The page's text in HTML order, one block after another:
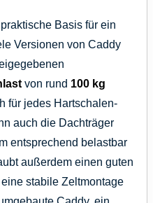
Basis für ein
Versionen von Caddy
von rund 100 kg
für jedes Hartschalen-
auch die Dachträger
entsprechend belastbar
außerdem einen guten
stabile Zeltmontage